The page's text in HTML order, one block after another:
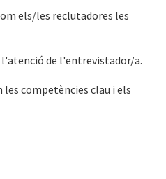
els/les reclutadores les
de l'entrevistador/a.
competències clau i els